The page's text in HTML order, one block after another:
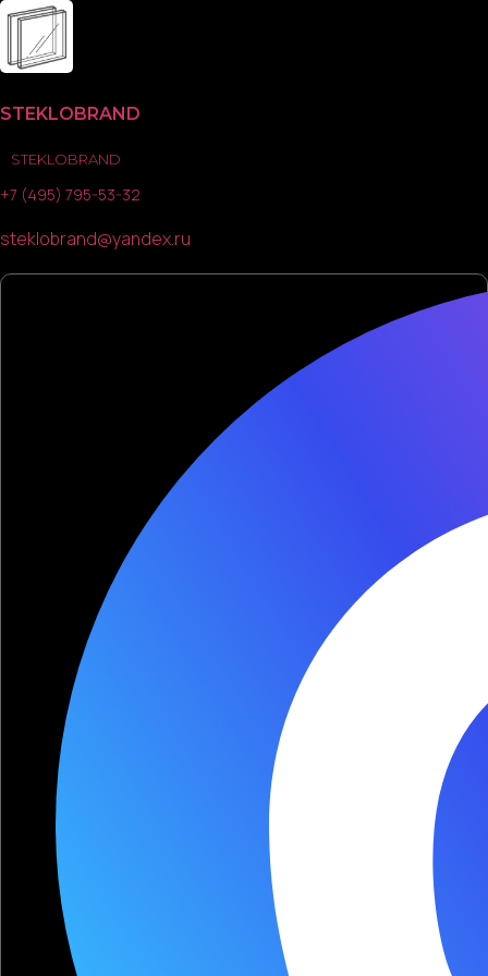
Skip
content
STEKLOBRAND
STEKLOBRAND
+7 (495) 795-53-32
steklobrand@yandex.ru